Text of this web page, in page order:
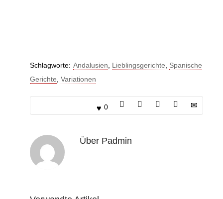
Schlagworte: Andalusien Lieblingsgerichte
Spanische
Gerichte Variationen
0
Über Padmin